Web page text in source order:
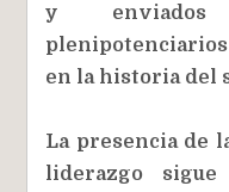
y enviados
en la historia del
La presencia de
liderazgo